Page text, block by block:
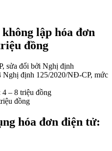
lập hóa đơn
đồng
sửa đổi bởi Nghị định
định 125/2020/NĐ-CP, mức
– 8 triệu đồng
đồng
hóa đơn điện tử: